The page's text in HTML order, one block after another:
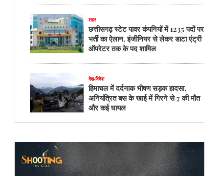
शहर
छत्तीसगढ़ स्टेट पावर कंपनियों में 1235 पदों पर
भर्ती का ऐलान, इंजीनियर से लेकर डाटा एंट्री
ऑपरेटर तक के पद शामिल
देश-विदेश
हिमाचल में दर्दनाक भीषण सड़क हादसा,
अनियंत्रित बस के खाई में गिरने से 7 की मौत
और कई घायल